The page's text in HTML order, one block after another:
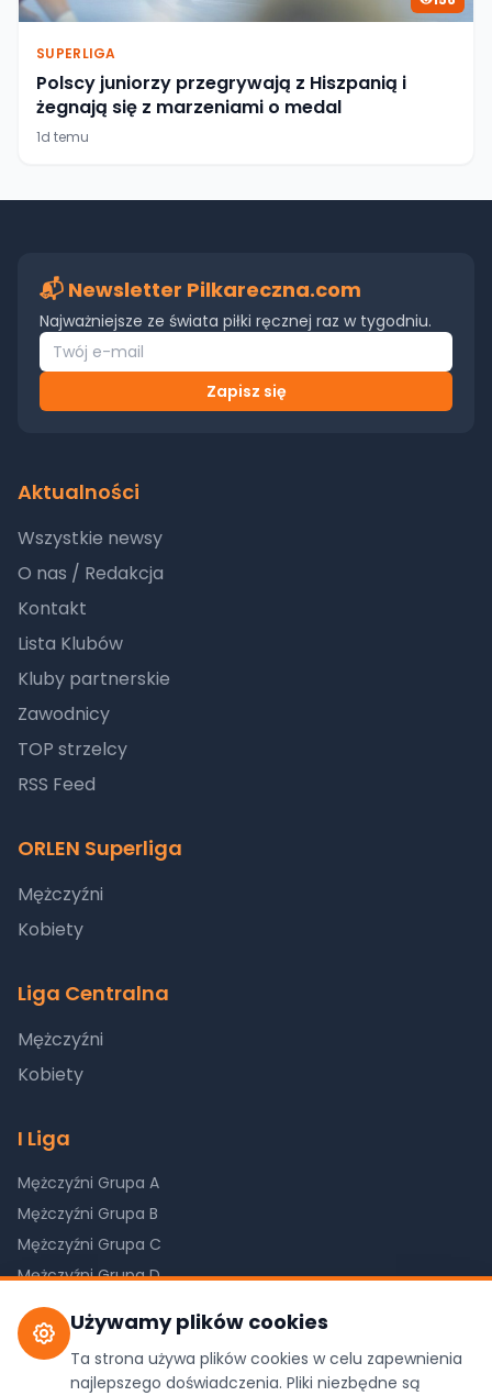
SUPERLIGA
Polscy juniorzy przegrywają z Hiszpanią i
żegnają się z marzeniami o medal
1d temu
Używamy plików cookies
Ta strona używa plików cookies w celu zapewnienia
najlepszego doświadczenia. Pliki niezbędne są
📬 Newsletter Pilkareczna.com
Najważniejsze ze świata piłki ręcznej raz w tygodniu.
Zapisz się
Aktualności
Wszystkie newsy
O nas / Redakcja
Kontakt
Lista Klubów
Kluby partnerskie
Zawodnicy
TOP strzelcy
RSS Feed
ORLEN Superliga
Mężczyźni
Kobiety
Liga Centralna
Mężczyźni
Kobiety
I Liga
Mężczyźni Grupa A
Mężczyźni Grupa B
Mężczyźni Grupa C
Mężczyźni Grupa D
Kobiety Grupa A
Kobiety Grupa B
Kobiety Grupa C